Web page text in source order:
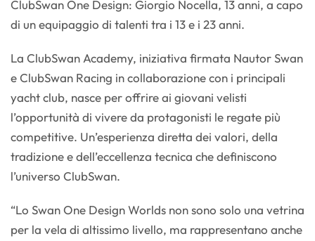
ClubSwan One Design: Giorgio Nocella, 13 anni, a capo
di un equipaggio di talenti tra i 13 e i 23 anni.
La ClubSwan Academy, iniziativa firmata Nautor Swan
e ClubSwan Racing in collaborazione con i principali
yacht club, nasce per offrire ai giovani velisti
l’opportunità di vivere da protagonisti le regate più
competitive. Un’esperienza diretta dei valori, della
tradizione e dell’eccellenza tecnica che definiscono
l’universo ClubSwan.
“Lo Swan One Design Worlds non sono solo una vetrina
per la vela di altissimo livello, ma rappresentano anche